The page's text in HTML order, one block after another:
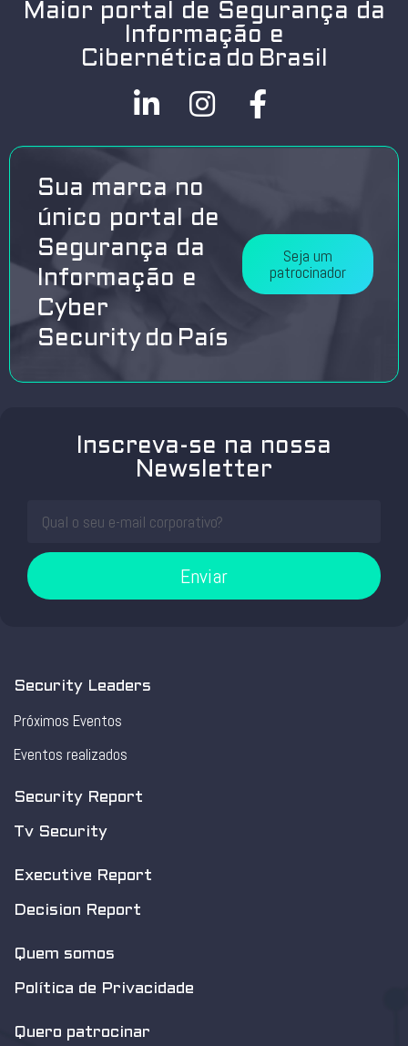
Maior portal de Segurança da
Informação e
Cibernética do Brasil
Sua marca no
único portal de
Segurança da
Informação e
Cyber
Security do País
Seja um
patrocinador
Inscreva-se na nossa
Newsletter
Enviar
Security Leaders
Próximos Eventos
Eventos realizados
Security Report
Tv Security
Executive Report
Decision Report
Quem somos
Política de Privacidade
Quero patrocinar